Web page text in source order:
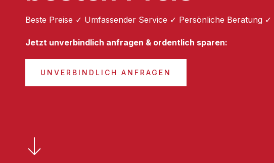
Beste Preise ✓ Umfassender Service ✓ Persönliche Beratung ✓
Jetzt unverbindlich anfragen & ordentlich sparen:
UNVERBINDLICH ANFRAGEN